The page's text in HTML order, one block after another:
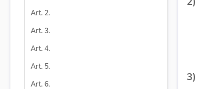
Art. 2.
Art. 3.
Art. 4.
Art. 5.
Art. 6.
3)